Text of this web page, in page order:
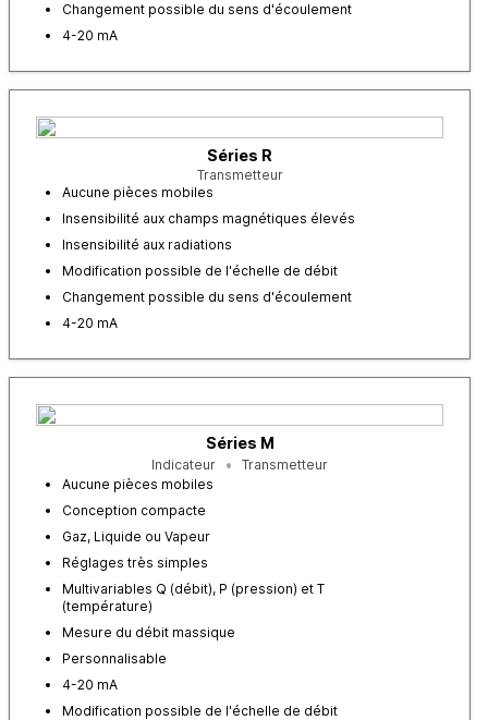
Changement possible du sens d'écoulement
4-20 mA
Séries R
Transmetteur
Aucune pièces mobiles
Insensibilité aux champs magnétiques élevés
Insensibilité aux radiations
Modification possible de l'échelle de débit
Changement possible du sens d'écoulement
4-20 mA
Séries M
Indicateur
Transmetteur
Aucune pièces mobiles
Conception compacte
Gaz, Liquide ou Vapeur
Réglages très simples
Multivariables Q (débit), P (pression) et T
(température)
Mesure du débit massique
Personnalisable
4-20 mA
Modification possible de l'échelle de débit